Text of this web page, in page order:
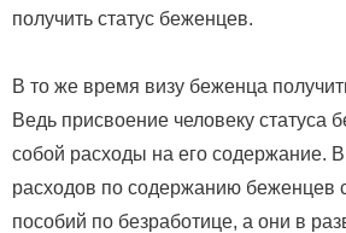
получить статус беженцев.
В то же время визу беженца
Ведь присвоение человеку статуса
собой расходы на его содержание. В
расходов по содержанию беженцев
пособий по безработице, а они в